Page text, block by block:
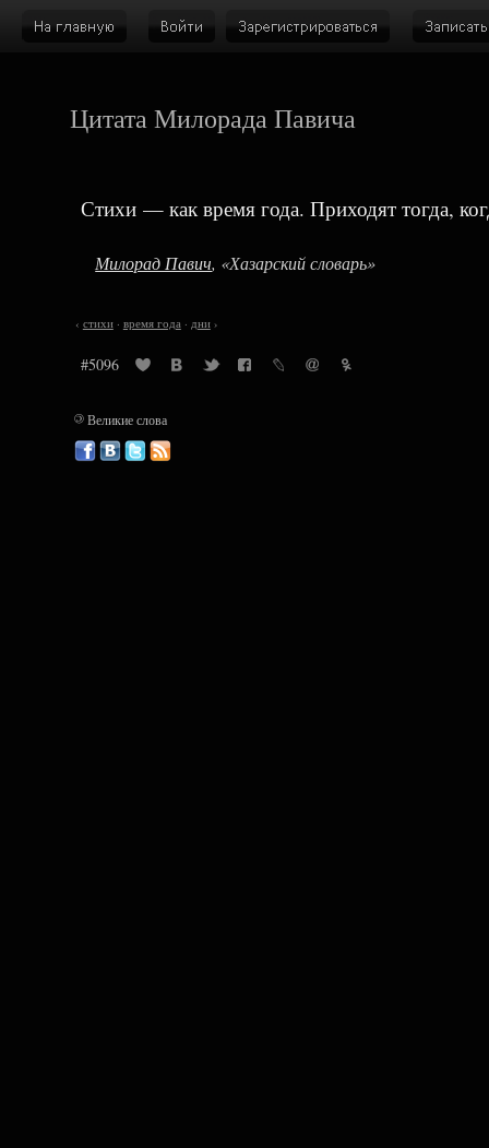
Цитата Милорада Павича
Стихи — как время года. Приходят тогда,
Милорад Павич, «Хазарский словарь»
‹ стихи· время года· дни›
#5096
©Великие слова